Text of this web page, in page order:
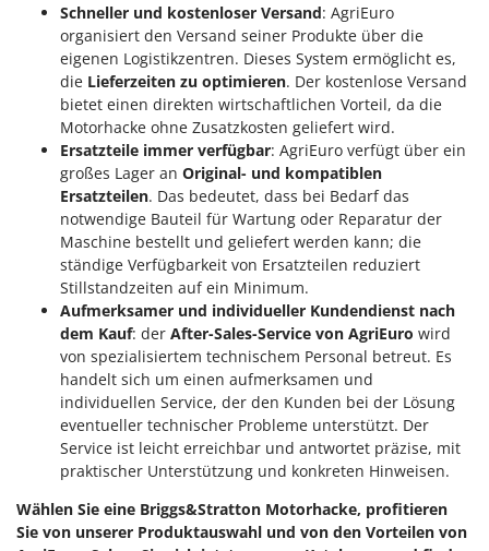
Schneller und kostenloser Versand: AgriEuro
organisiert den Versand seiner Produkte über die
eigenen Logistikzentren. Dieses System ermöglicht es,
die Lieferzeiten zu optimieren. Der kostenlose Versand
bietet einen direkten wirtschaftlichen Vorteil, da die
Motorhacke ohne Zusatzkosten geliefert wird.
Ersatzteile immer verfügbar: AgriEuro verfügt über ein
großes Lager an Original- und kompatiblen
Ersatzteilen. Das bedeutet, dass bei Bedarf das
notwendige Bauteil für Wartung oder Reparatur der
Maschine bestellt und geliefert werden kann; die
ständige Verfügbarkeit von Ersatzteilen reduziert
Stillstandzeiten auf ein Minimum.
Aufmerksamer und individueller Kundendienst nach
dem Kauf: der After-Sales-Service von AgriEuro wird
von spezialisiertem technischem Personal betreut. Es
handelt sich um einen aufmerksamen und
individuellen Service, der den Kunden bei der Lösung
eventueller technischer Probleme unterstützt. Der
Service ist leicht erreichbar und antwortet präzise, mit
praktischer Unterstützung und konkreten Hinweisen.
Wählen Sie eine Briggs&Stratton Motorhacke, profitieren
Sie von unserer Produktauswahl und von den Vorteilen von